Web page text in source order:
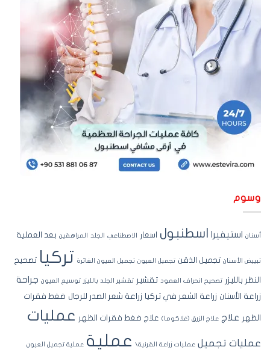
استيفيرا اسطنبول اسعار الاصطناعي الجلد المراهقين بعد العملية
الأسنان تجميل الذقن تجميل العيون تجميل العيون الغائرة تركيا تصحيح
بالليزر تصحيح انحراف العمود تقشير تقشير الجلد بالليزر توسيع العيون جراحة
الأسنان زراعة الشعر في تركيا زراعة شعر الصدر للرجال ضغط فقرات
علاج علاج الزرق (غلاكوما) علاج ضغط فقرات الظهر عمليات
تجميل عمليات زراعة القرنية\ عملية عملية تجميل العيون